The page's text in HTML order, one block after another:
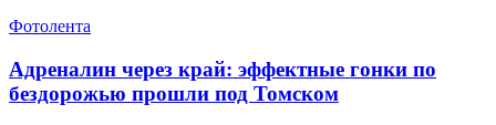
Фотолента
Адреналин через край: эффектные гонки по
бездорожью прошли под Томском